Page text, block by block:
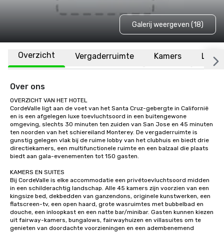
Galerij weergeven (18)
Overzicht Vergaderruimte Kamers
Over ons
OVERZICHT VAN HET HOTEL
CordeValle ligt aan de voet van het Santa Cruz-gebergte in Californië
en is een afgelegen luxe toevluchtsoord in een buitengewone
omgeving, slechts 30 minuten ten zuiden van San Jose en 45 minuten
ten noorden van het schiereiland Monterey. De vergaderruimte is
gunstig gelegen vlak bij de ruime lobby van het clubhuis en biedt drie
directiekamers, een multifunctionele ruimte en een balzaal die plaats
biedt aan gala-evenementen tot 150 gasten.
KAMERS EN SUITES
Bij CordeValle is elke accommodatie een privétoevluchtsoord midden
in een schilderachtig landschap. Alle 45 kamers zijn voorzien van een
kingsize bed, dekbedden van ganzendons, originele kunstwerken, een
flatscreen-tv, een open haard, grote wasruimtes met bubbelbad en
douche, een inloopkast en een natte bar/minibar. Gasten kunnen kiezen
uit fairway-kamers, bungalows, fairwayhuizen en villasuites om te
genieten van doordachte voorzieningen en een adembenemend